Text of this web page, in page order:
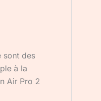
sont des
à la
Air Pro 2